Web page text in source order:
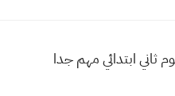
ابتدائي مهم جدا